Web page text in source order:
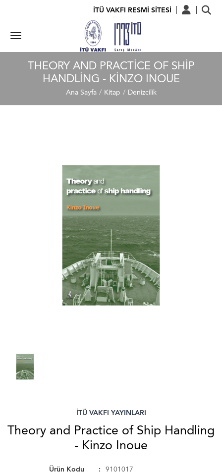
İTÜ VAKFI RESMİ SİTESİ
THEORY AND PRACTICE OF SHIP
HANDLING - KINZO INOUE
Ana Sayfa Kitap Denizcilik
İTÜ VAKFI YAYINLARI
Theory and Practice of Ship Handling
- Kinzo Inoue
Ürün Kodu
9101017